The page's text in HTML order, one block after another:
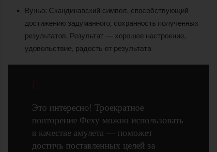
Вуньо: Скандинавский символ, способствующий
достижению задуманного, сохранность полученных
результатов. Результат — хорошее настроение,
удовольствие, радость от результата
Это интересно! Троекратное
повторение Феху можно использовать
в качестве амулета — поможет
достичь поставленных целей за